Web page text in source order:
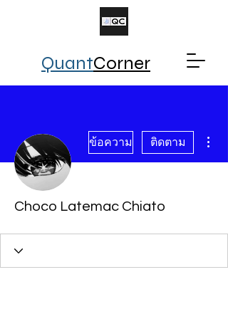
QuantCorner
ข้อความ ติดตาม
Choco Latemac Chiato